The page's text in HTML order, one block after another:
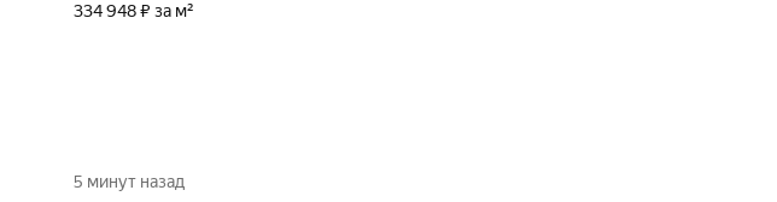
334 948 ₽ за м²
5 минут назад